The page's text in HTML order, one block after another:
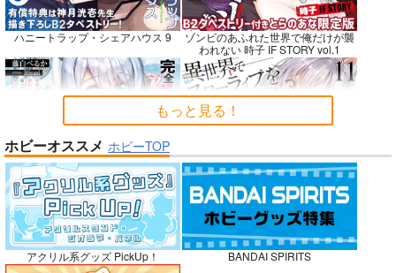
悪縁
ぽむ屋
770円（税込）
Fate/Grand Order
マシュ・キリエライト
サンプル
カート
RED nankaAkanjino
OMNIBUS
ハイパーソニックソウ
ル
3,025 （税込）
Fate/Grand Order
カルナ
アルジュナ
サンプル
カート
社畜巡礼記３ 南米ス
ペシャル
赤茄子労働組合
専売 1,375円（税込）
Dr.STONE
七海龍水
氷月
サンプル
カート
No.10
ハニートラップ・シェアハウス 9
ゾンビのあふれた世界で俺だけが襲
われない 時子 IF STORY vol.1
完全解呪のプリースト 2
嫁候補、うちに住むらしい。 #古民
家・美少女3人・耳付き幼馴染
禁断で禁断じゃないちょっと禁断な
義兄妹ラブコメは未遂えっちから始
もっと見る！
ホビーオススメ ホビーTOP
アクリル系グッズ PickUp！ BANDAI SPIRITS